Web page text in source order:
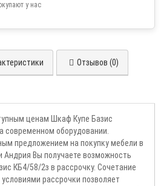
у нас
Отзывов (0)
ценам Шкаф Купе Базис
современном оборудовании.
предложением на покупку мебели в
Андрия Вы получаете возможность
КБ4/58/2з в рассрочку. Сочетание
рассрочки позволяет